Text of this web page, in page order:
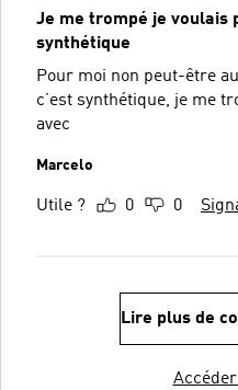
Je me trompé je voulais
synthétique
Pour moi non peut-être
c’est synthétique, je me
avec
Marcelo
Utile ? 0 0
Lire plus de